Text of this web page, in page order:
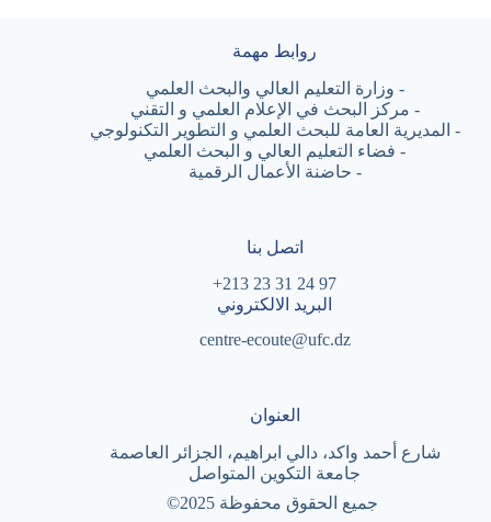
روابط مهمة
- وزارة التعليم العالي والبحث العلمي
- مركز البحث في الإعلام العلمي و التقني
- المديرية العامة للبحث العلمي و التطوير التكنولوجي
- فضاء التعليم العالي و البحث العلمي
- حاضنة الأعمال الرقمية
اتصل بنا
97 24 31 23 213+
البريد الالكتروني
centre-ecoute@ufc.dz
العنوان
شارع أحمد واكد، دالي ابراهيم، الجزائر العاصمة
جامعة التكوين المتواصل
جميع الحقوق محفوظة ©2025